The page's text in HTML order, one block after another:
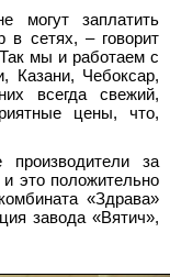
могут заплатить
в сетях, – говорит
мы и работаем с
Казани, Чебоксар,
всегда свежий,
цены, что,
производители за
это положительно
«Здрава»
завода «Вятич»,